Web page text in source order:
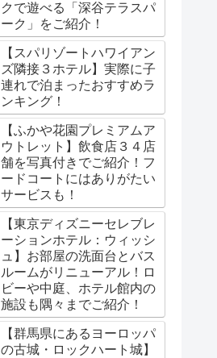
クで遊べる「深谷テラスパ
ーク」をご紹介！
【スパリゾートハワイアン
ズ隣接３ホテル】実際に子
連れで泊まったおすすめラ
ンキング！
【ふかや花園プレミアムア
ウトレット】飲食店３４店
舗を写真付きでご紹介！フ
ードコートにはありがたい
サービスも！
【東京ディズニーセレブレ
ーションホテル：ウィッシ
ュ】お部屋の洗面台とバス
ルームがリニューアル！ロ
ビーや中庭、ホテル館内の
施設も隅々までご紹介！
【群馬県にあるヨーロッパ
の古城・ロックハート城】